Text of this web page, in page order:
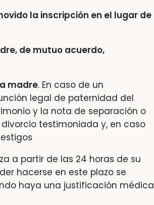
la inscripción en el lugar de
de mutuo acuerdo,
madre. En caso de un
legal de paternidad del
y la nota de separación o
testimoniada y, en caso
a partir de las 24 horas de su
hacerse en este plazo se
haya una justificación médica